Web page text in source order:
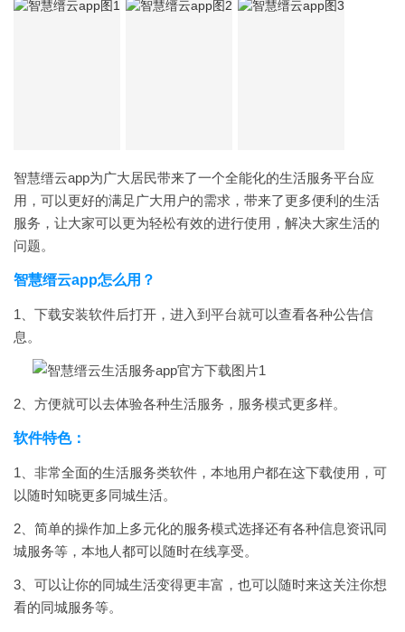
智慧缙云app为广大居民带来了一个全能化的生活服务平台应
用，可以更好的满足广大用户的需求，带来了更多便利的生活
服务，让大家可以更为轻松有效的进行使用，解决大家生活的
问题。
智慧缙云app怎么用？
1、下载安装软件后打开，进入到平台就可以查看各种公告信
息。
2、方便就可以去体验各种生活服务，服务模式更多样。
软件特色：
1、非常全面的生活服务类软件，本地用户都在这下载使用，可
以随时知晓更多同城生活。
2、简单的操作加上多元化的服务模式选择还有各种信息资讯同
城服务等，本地人都可以随时在线享受。
3、可以让你的同城生活变得更丰富，也可以随时来这关注你想
看的同城服务等。